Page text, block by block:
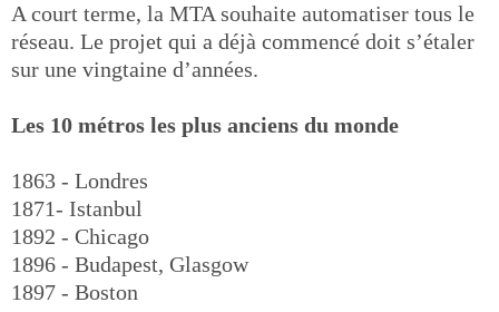
A court terme, la MTA souhaite automatiser tous le
réseau. Le projet qui a déjà commencé doit s’étaler
sur une vingtaine d’années.
Les 10 métros les plus anciens du monde
1863 - Londres
1871- Istanbul
1892 - Chicago
1896 - Budapest, Glasgow
1897 - Boston